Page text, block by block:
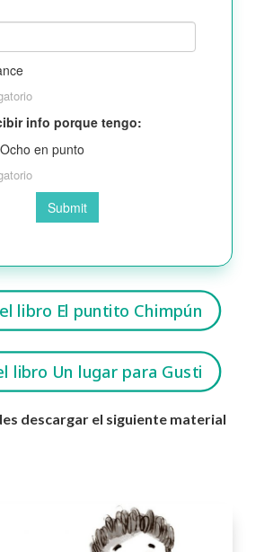
libro El puntito Chimpún
libro Un lugar para Gusti
descargar el siguiente material